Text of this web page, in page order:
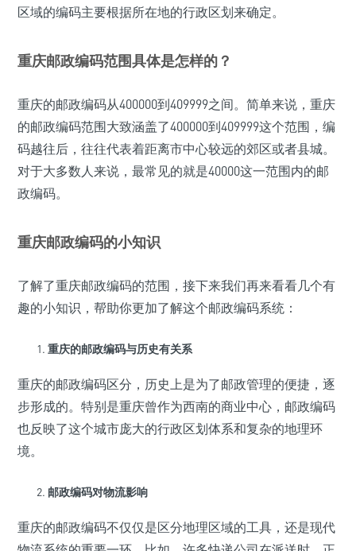
区域的编码主要根据所在地的行政区划来确定。
重庆邮政编码范围具体是怎样的？
重庆的邮政编码从400000到409999之间。简单来说，重庆
的邮政编码范围大致涵盖了400000到409999这个范围，编
码越往后，往往代表着距离市中心较远的郊区或者县城。
对于大多数人来说，最常见的就是40000这一范围内的邮
政编码。
重庆邮政编码的小知识
了解了重庆邮政编码的范围，接下来我们再来看看几个有
趣的小知识，帮助你更加了解这个邮政编码系统：
重庆的邮政编码与历史有关系
重庆的邮政编码区分，历史上是为了邮政管理的便捷，逐
步形成的。特别是重庆曾作为西南的商业中心，邮政编码
也反映了这个城市庞大的行政区划体系和复杂的地理环
境。
邮政编码对物流影响
重庆的邮政编码不仅仅是区分地理区域的工具，还是现代